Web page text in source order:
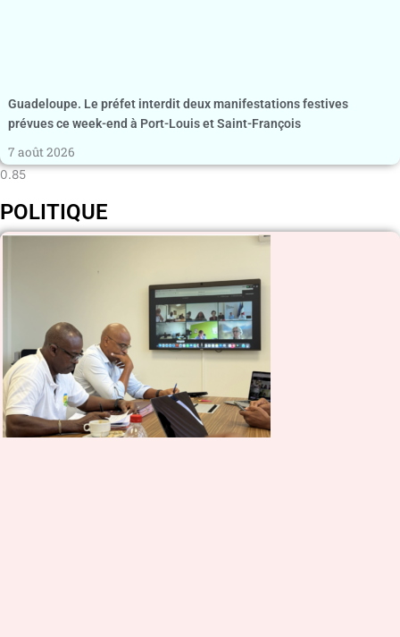
Guadeloupe. Le préfet interdit deux manifestations festives
prévues ce week-end à Port-Louis et Saint-François
7 août 2026
POLITIQUE